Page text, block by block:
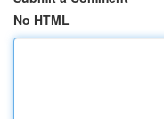
No HTML